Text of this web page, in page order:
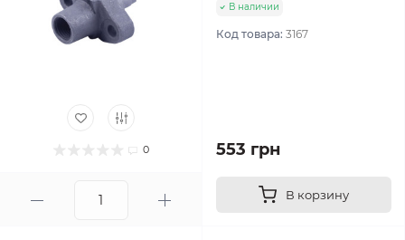
0
В наличии
Код товара: 3167
553 грн
В корзину